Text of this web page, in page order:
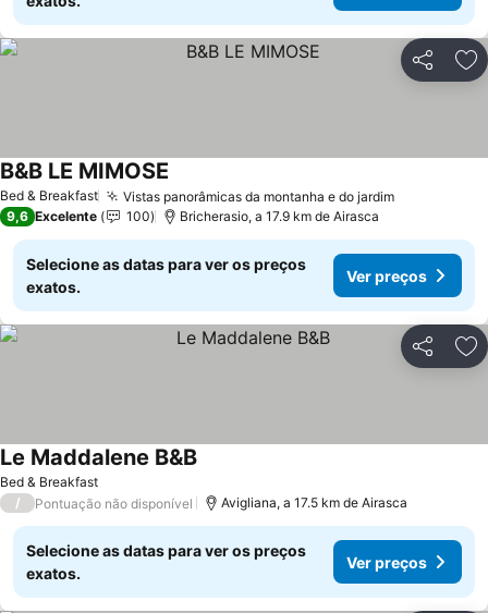
Partilhar
Bed & Breakfast Vistas panorâmicas da montanha e do jardimVer preços
B&B LE MIMOSE
9,6 Excelente 100 Bricherasio, a 17.9 km de Airasca
Selecione as datas para ver os preços
exatos.
Ver preços
Partilhar
Bed & Breakfast
Le Maddalene B&BVer preços
/ Pontuação não disponível Avigliana, a 17.5 km de Airasca
Selecione as datas para ver os preços
exatos.
Ver preços